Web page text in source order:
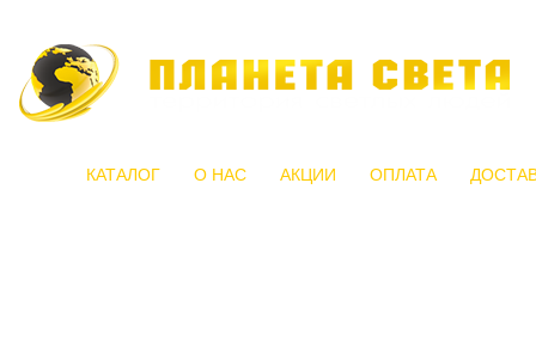
КАТАЛОГ О НАС АКЦИИ ОПЛАТА